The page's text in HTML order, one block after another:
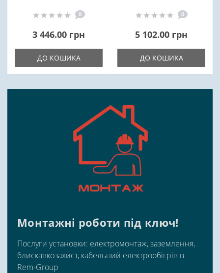
0
3 446.00 грн
ДО КОШИКА
0
5 102.00 грн
ДО КОШИКА
Монтажні роботи під ключ!
Послуги установки: електромонтаж, заземлення,
блискавкозахист, кабельний електрообігрів в
Rem-Group